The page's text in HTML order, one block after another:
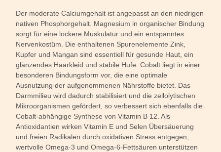
Der moderate Calciumgehalt ist angepasst an den niedrigen
nativen Phosphorgehalt. Magnesium in organischer Bindung
sorgt für eine lockere Muskulatur und ein entspanntes
Nervenkostüm. Die enthaltenen Spurenelemente Zink,
Kupfer und Mangan sind essentiell für gesunde Haut, ein
glänzendes Haarkleid und stabile Hufe. Cobalt liegt in einer
besonderen Bindungsform vor, die eine optimale
Ausnutzung der aufgenommenen Nährstoffe bietet. Das
Darmmilieu wird dadurch stabilisiert und die zellolytischen
Mikroorganismen gefördert, so verbessert sich ebenfalls die
Cobalt-abhängige Synthese von Vitamin B 12. Als
Antioxidantien wirken Vitamin E und Selen Übersäuerung
und freien Radikalen durch oxidativen Stress entgegen,
wertvolle Omega-3 und Omega-6-Fettsäuren unterstützen